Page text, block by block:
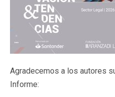
Agradecemos a los autores
Informe: